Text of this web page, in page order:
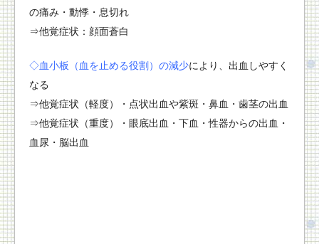
の痛み・動悸・息切れ
⇒他覚症状：顔面蒼白
◇血小板（血を止める役割）の減少により、出血しやすく
なる
⇒他覚症状（軽度）・点状出血や紫斑・鼻血・歯茎の出血
⇒他覚症状（重度）・眼底出血・下血・性器からの出血・
血尿・脳出血